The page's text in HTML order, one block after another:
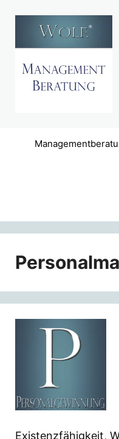
springen
Existenzfähigkeit,